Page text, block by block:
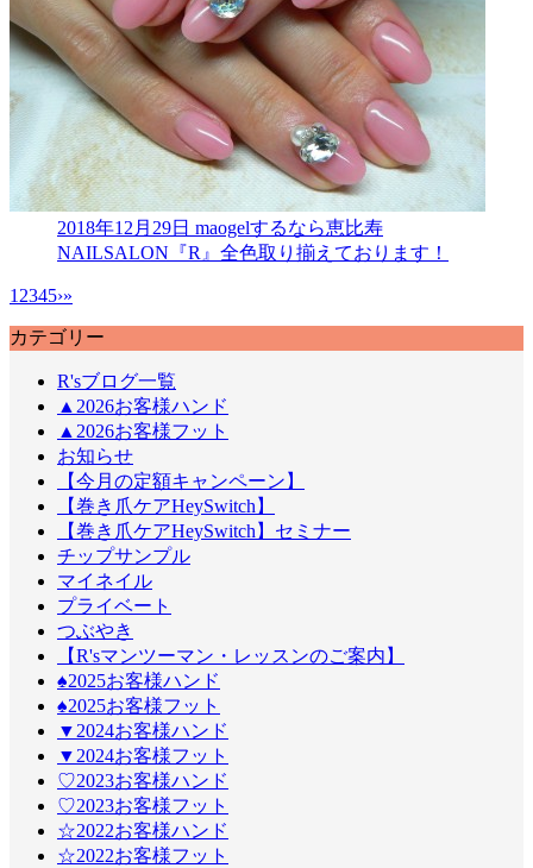
2018年12月29日 maogelするなら恵比寿
NAILSALON『R』全色取り揃えております！
1 2345›»
カテゴリー
R'sブログ一覧
▲2026お客様ハンド
▲2026お客様フット
お知らせ
【今月の定額キャンペーン】
【巻き爪ケアHeySwitch】
【巻き爪ケアHeySwitch】セミナー
チップサンプル
マイネイル
プライベート
つぶやき
【R'sマンツーマン・レッスンのご案内】
♠2025お客様ハンド
♠2025お客様フット
▼2024お客様ハンド
▼2024お客様フット
♡2023お客様ハンド
♡2023お客様フット
☆2022お客様ハンド
☆2022お客様フット